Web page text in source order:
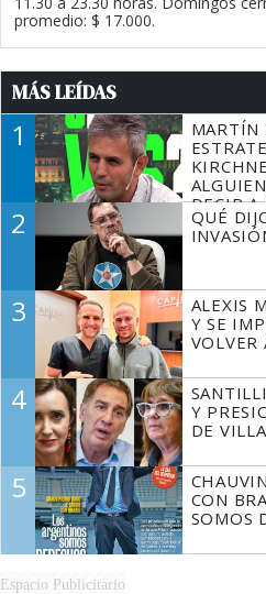
promedio: $ 17.000.
MÁS LEÍDAS
1
MARTÍN
DECIR A
TIENE
2
QUÉ
3
ALEXIS
Y SE
VOLVER
4
Y
DE
5
CON
SOMOS
Espacio Publicitario